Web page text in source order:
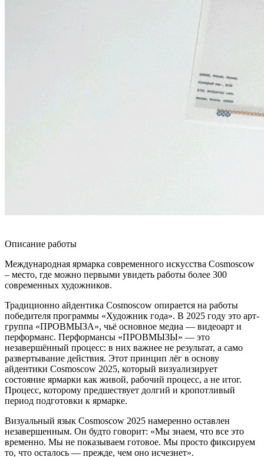
Описание работы
Международная ярмарка современного искусства Cosmoscow
– место, где можно первыми увидеть работы более 300
современных художников.
Традиционно айдентика Cosmoscow опирается на работы
победителя программы «Художник года». В 2025 году это арт-
группа «ПРОВМЫЗА», чьё основное медиа — видеоарт и
перформанс. Перформансы «ПРОВМЫЗЫ» — это
незавершённый процесс: в них важнее не результат, а само
развертывание действия. Этот принцип лёг в основу
айдентики Cosmoscow 2025, который визуализирует
состояние ярмарки как живой, рабочий процесс, а не итог.
Процесс, которому предшествует долгий и кропотливый
период подготовки к ярмарке.
Визуальный язык Cosmoscow 2025 намеренно оставлен
незавершенным. Он будто говорит: «Мы знаем, что все это
временно. Мы не показываем готовое. Мы просто фиксируем
то, что осталось — прежде, чем оно исчезнет».